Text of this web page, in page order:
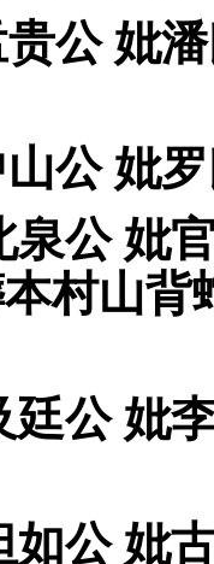
公 妣
公 妣
泉公 妣
村山背
廷公 妣
如公 妣